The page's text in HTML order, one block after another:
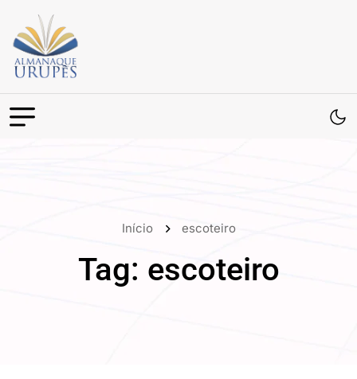
Início escoteiro
Tag: escoteiro